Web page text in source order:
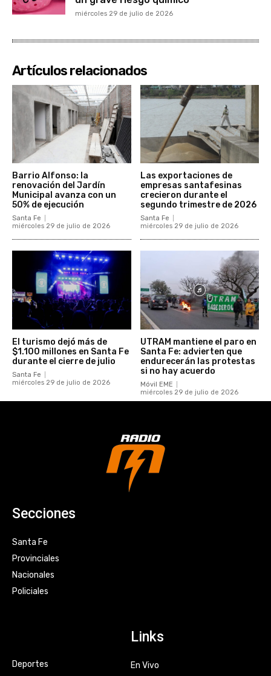
miércoles 29 de julio de 2026
Artículos relacionados
Barrio Alfonso: la
renovación del Jardín
Municipal avanza con un
50% de ejecución
Santa Fe
miércoles 29 de julio de 2026
Las exportaciones de
empresas santafesinas
crecieron durante el
segundo trimestre de 2026
Santa Fe
miércoles 29 de julio de 2026
El turismo dejó más de
$1.100 millones en Santa Fe
durante el cierre de julio
Santa Fe
miércoles 29 de julio de 2026
UTRAM mantiene el paro en
Santa Fe: advierten que
endurecerán las protestas
si no hay acuerdo
Móvil EME
miércoles 29 de julio de 2026
Secciones
Santa Fe
Provinciales
Nacionales
Policiales
Deportes
Links
En Vivo